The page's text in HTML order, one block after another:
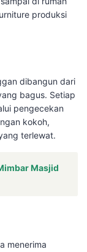
produksi
dibangun dari
bagus. Setiap
pengecekan
kokoh,
terlewat.
Masjid
menerima